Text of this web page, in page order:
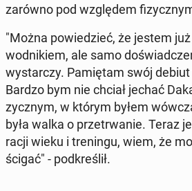
zarówno pod wzglę­dem
"Można po­wie­dzieć, że jestem
wod­ni­kiem, ale samo
wy­star­czy. Pa­mię­tam swój
Bardzo bym nie chciał jechać
zycz­nym, w którym byłem
była walka o prze­trwa­nie. Teraz
racji wieku i tre­nin­gu, wiem, że
ścigać" - pod­kre­ślił.